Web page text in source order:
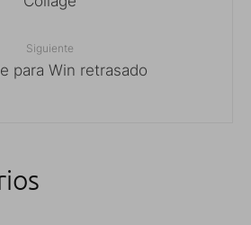
Siguiente
para Win retrasado